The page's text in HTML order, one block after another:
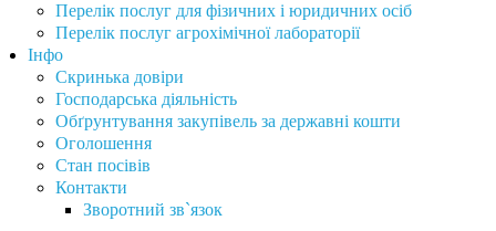
Перелік послуг для фізичних і юридичних осіб
Перелік послуг агрохімічної лабораторії
Інфо
Скринька довіри
Господарська діяльність
Обґрунтування закупівель за державні кошти
Оголошення
Стан посівів
Контакти
Зворотний зв`язок